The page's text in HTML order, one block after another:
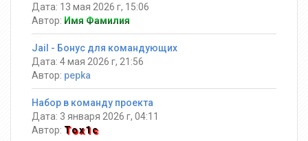
Дата: 13 мая 2026 г, 15:06
Автор: Имя Фамилия
Jail - Бонус для командующих
Дата: 4 мая 2026 г, 21:56
Автор: pepka
Набор в команду проекта
Дата: 3 января 2026 г, 04:11
Автор: Tox1c